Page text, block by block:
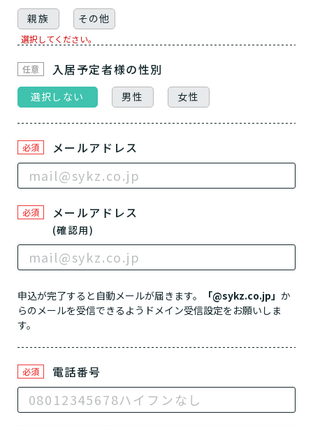
親族 その他
選択してください。
任意 入居予定者様の性別
選択しない 男性 女性
必須 メールアドレス
必須 メールアドレス
(確認用)
申込が完了すると自動メールが届きます。 「@sykz.co.jp」 か
らのメールを受信できるようドメイン受信設定をお願いしま
す。
必須 電話番号
あなたに適しているのは?
介護保険サービスは20種類以上あり、それぞれ
用途やご利用目的が違います。
い!」という方は、まずはどんなサービスがあ
なたに適しているのか簡単にチェックしてみま
しょう!
最大4つの質問に答えていただくだけ
で、おすすめの介護保険サービスを紹介しま
要介護認定を受け、要支援１～２、
要介護１～５、いずれかの判定を受
けていますか？
はい
非該当(自立)
と判定された
ご自宅で生活しながら介護サービス
を使いたいですか？
老人ホームなどの施設に移り住みた
いですか？
自宅で生活しながら
使いたい
施設へ移り住みたい
現在、日常生活を送るうえで誰かの
必要
必要ない
たいですか？
介護施設へ通いたいですか？
認知症の診断を受けていますか？
または物忘れなど認知症の疑いはあ
りますか？
いいえ
日帰りで使いたいですか？
一時的に宿泊したいですか？
日帰りで使いたい
一時的に宿泊したい
要支援１～２・要介護１～２です
か？
要支援１～２
要介護１～２
要介護３～５